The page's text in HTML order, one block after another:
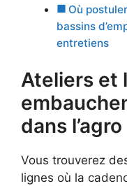
Où
bassins
entretiens
Ateliers et
dans l’agro
Vous trouverez
lignes où la